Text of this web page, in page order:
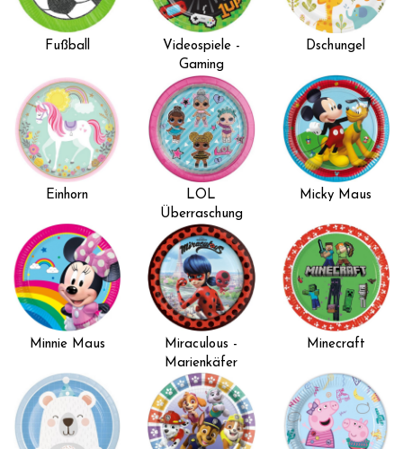
Fußball
Videospiele -
Gaming
Dschungel
Einhorn
LOL
Überraschung
Micky Maus
Minnie Maus
Miraculous -
Marienkäfer
Minecraft